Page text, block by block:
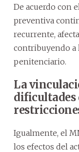
De acuerdo con
preventiva
recurrente,
contribuyendo a
penitenciario.
La
dificultades
Igualmente, el
los efectos del